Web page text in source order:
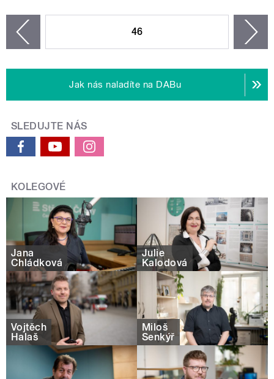
46
Jak nás naladíte na DABu
SLEDUJTE NÁS
KOLEGOVÉ
Jana
Chládková
Julie
Kalodová
Vojtěch
Halaš
Miloš
Šenkýř